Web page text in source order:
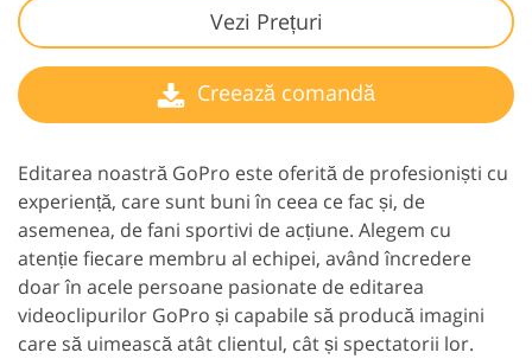
Vezi Prețuri
Creează comandă
Editarea noastră GoPro este oferită de profesioniști cu
experiență, care sunt buni în ceea ce fac și, de
asemenea, de fani sportivi de acțiune. Alegem cu
atenție fiecare membru al echipei, având încredere
doar în acele persoane pasionate de editarea
videoclipurilor GoPro și capabile să producă imagini
care să uimească atât clientul, cât și spectatorii lor.